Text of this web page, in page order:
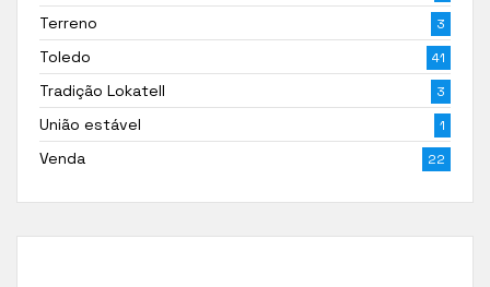
Terreno 3
Toledo 41
Tradição Lokatell 3
União estável 1
Venda 22